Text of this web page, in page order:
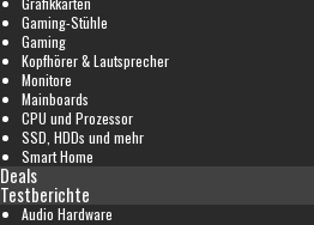
Gaming-Stühle
Gaming
Kopfhörer & Lautsprecher
Monitore
Mainboards
CPU und Prozessor
SSD, HDDs und mehr
Smart Home
Deals
Testberichte
Audio Hardware